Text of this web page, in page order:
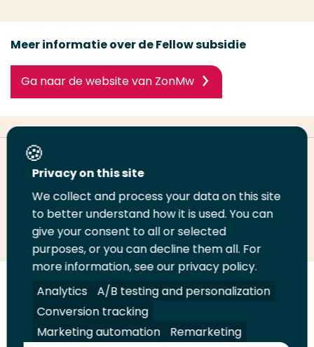
Meer informatie over de Fellow subsidie
Ga naar de website van ZonMw
Deel deze pagina
Deel
LinkedIn
Deel
op
Twitter
Deel
op
Facebook
Email
deze
pagina
Print
deze
pagina
Volg
ons
op
LinkedIn
Volg
ons
op
Facebook
Volg
ons
op
YouTube
Volg
ons
op
Instagram
Juridisch Security A-Z Index
Contact
Privacy on this site
We collect and process your data on this site
to better understand how it is used. You can
give your consent to all or selected
purposes, or you can decline them all. For
more information, see our privacy policy.
Analytics
A/B testing and personalization
Conversion tracking
Marketing automation
Remarketing